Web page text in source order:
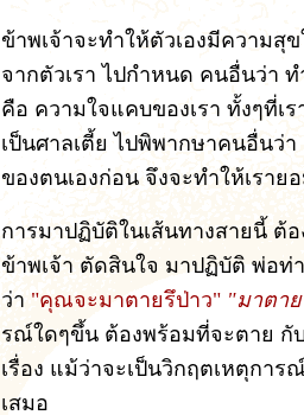
ข้าพเจ้าจะทำให้ตัวเองมีความสุ
จากตัวเรา ไปกำหนด คนอื่นว่า
คือ ความใจแคบของเรา ทั้งๆที่เ
เป็นศาลเตี้ย ไปพิพากษาคนอื่นว่
ของตนเองก่อน จึงจะทำให้เรา
การมาปฏิบัติในเส้นทางสายนี้ ต้
ข้าพเจ้า ตัดสินใจ มาปฏิบัติ พ่อ
ว่า "คุณจะมาตายรึป่าว" "มาตา
รณ์ใดๆขึ้น ต้องพร้อมที่จะตาย กั
เรื่อง แม้ว่าจะเป็นวิกฤตเหตุกา
เสมอ